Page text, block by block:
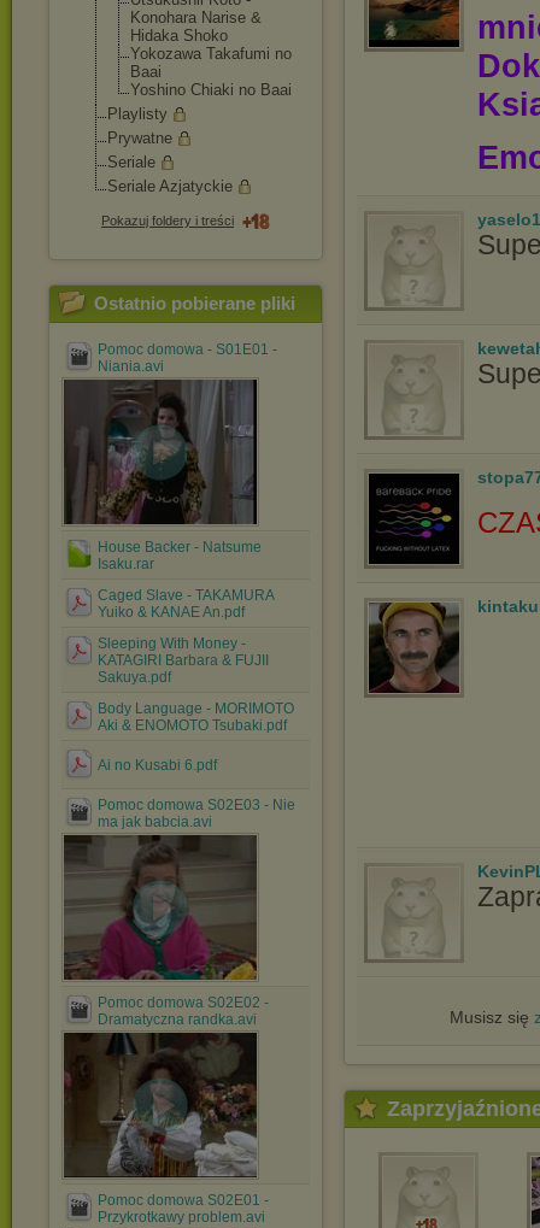
Konohara Narise &
Hidaka Shoko
Yokozawa Takafumi no
Baai
Yoshino Chiaki no Baai
Playlisty
Prywatne
Seriale
Seriale Azjatyckie
Pokazuj foldery i treści
Ostatnio pobierane pliki
Pomoc domowa - S01E01 -
Niania.avi
House Backer - Natsume
Isaku.rar
Caged Slave - TAKAMURA
Yuiko & KANAE An.pdf
Sleeping With Money -
KATAGIRI Barbara & FUJII
Sakuya.pdf
Body Language - MORIMOTO
Aki & ENOMOTO Tsubaki.pdf
Ai no Kusabi 6.pdf
Pomoc domowa S02E03 - Nie
ma jak babcia.avi
Pomoc domowa S02E02 -
Dramatyczna randka.avi
Pomoc domowa S02E01 -
Przykrotkawy problem.avi
Musisz się